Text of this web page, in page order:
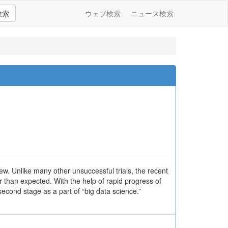
索 ウェブ検索 ニュース検索
Unlike many other unsuccessful trials, the recent
expected. With the help of rapid progress of
stage as a part of “big data science.”